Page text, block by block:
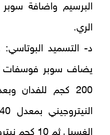
البرسيم واضافة
الري.
د- التسميد البوتاسي:
يضاف سوبر فوسفات
200 كجم للفدان
الغسيل ثم 10 كجم نيتروجين بعد كل حشة.